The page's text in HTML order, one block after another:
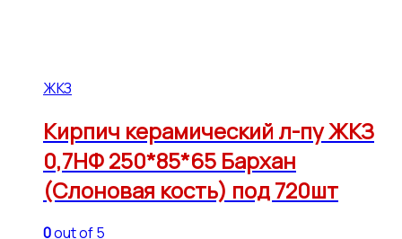
ЖКЗ
Кирпич керамический л-пу ЖКЗ
0,7НФ 250*85*65 Бархан
(Слоновая кость) под 720шт
0out of 5